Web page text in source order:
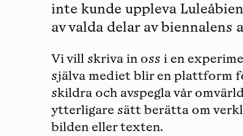
inte kunde uppleva
av valda delar av biennalens
Vi vill skriva in oss i en
själva mediet blir en plattform
skildra och avspegla vår
ytterligare sätt berätta om
bilden eller texten.